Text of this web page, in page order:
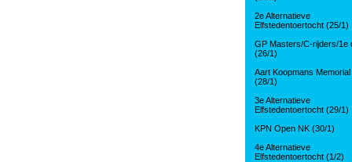
2e Alternatieve
Elfstedentoertocht (25/1)
GP Masters/C-rijders/1e
(26/1)
Aart Koopmans Memorial
(28/1)
3e Alternatieve
Elfstedentoertocht (29/1)
KPN Open NK (30/1)
4e Alternatieve
Elfstedentoertocht (1/2)